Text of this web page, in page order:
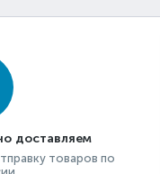
доставляем
товаров по